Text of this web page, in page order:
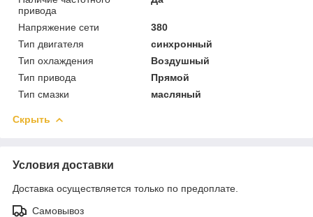
привода
Напряжение сети
380
Тип двигателя
синхронный
Тип охлаждения
Воздушный
Тип привода
Прямой
Тип смазки
масляный
Скрыть
Условия доставки
Доставка осуществляется только по предоплате.
Самовывоз